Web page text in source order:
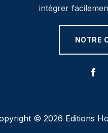
intégrer
NOTRE
© 2026 Editions